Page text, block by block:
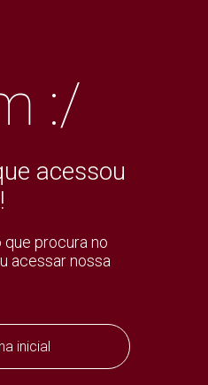
:/
acessou
que procura no
acessar nossa
inicial